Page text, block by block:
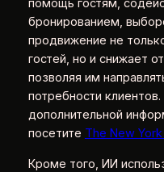
помощь гостям,
бронированием,
продвижение не
гостей, но и снижает
позволяя им
потребности
дополнительной
посетите The New
Кроме того, ИИ